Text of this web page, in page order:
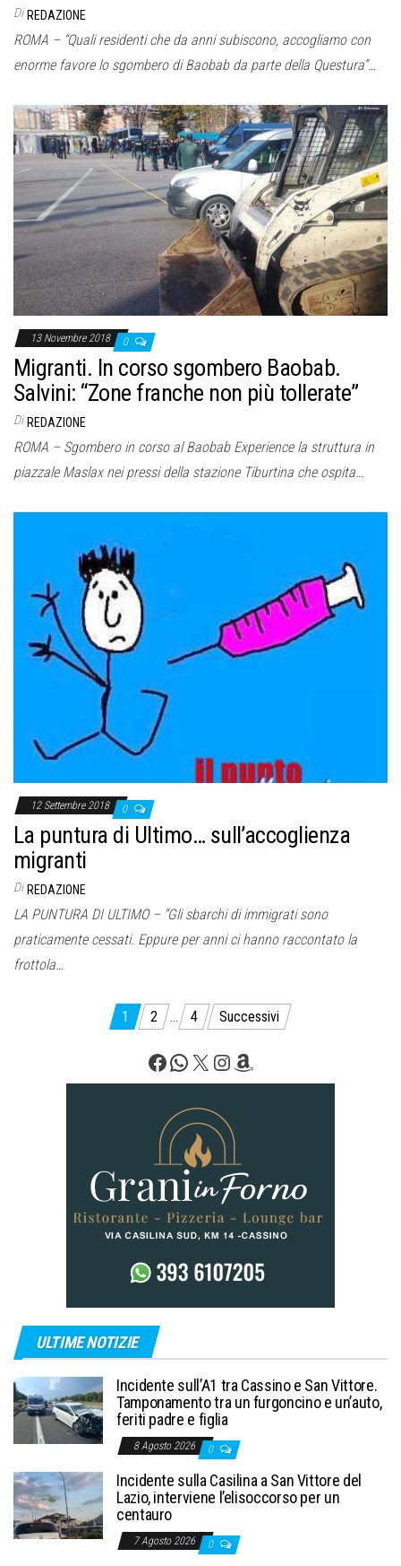
Di REDAZIONE
ROMA – “Quali residenti che da anni subiscono, accogliamo con
enorme favore lo sgombero di Baobab da parte della Questura”…
13 Novembre 2018 0
Migranti. In corso sgombero Baobab.
Salvini: “Zone franche non più tollerate”
Di REDAZIONE
ROMA – Sgombero in corso al Baobab Experience la struttura in
piazzale Maslax nei pressi della stazione Tiburtina che ospita…
12 Settembre 2018 0
La puntura di Ultimo… sull’accoglienza
migranti
Di REDAZIONE
LA PUNTURA DI ULTIMO – “Gli sbarchi di immigrati sono
praticamente cessati. Eppure per anni ci hanno raccontato la
frottola…
Paginazione
articoli
1 2 … 4 Successivi
Facebook
WhatsApp
X Instagram
Amazon
ULTIME NOTIZIE
Incidente sull’A1 tra Cassino e San Vittore.
Tamponamento tra un furgoncino e un’auto,
feriti padre e figlia
8 Agosto 2026 0
Incidente sulla Casilina a San Vittore del
Lazio, interviene l’elisoccorso per un
centauro
7 Agosto 2026 0